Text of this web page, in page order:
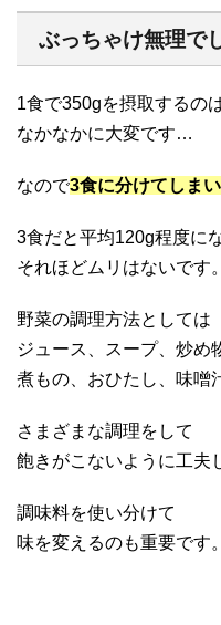
ぶっちゃけ無理で
1食で350gを摂取するの
なかなかに大変です…
なので3食に分けてしまい
3食だと平均120g程度に
それほどムリはないです。
野菜の調理方法としては
ジュース、スープ、炒め
煮もの、おひたし、味噌
さまざまな調理をして
飽きがこないように工夫
調味料を使い分けて
味を変えるのも重要です。